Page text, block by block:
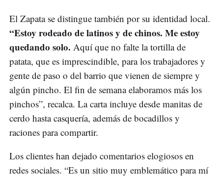
El Zapata se distingue también por su identidad local.
“Estoy rodeado de latinos y de chinos. Me estoy
quedando solo. Aquí que no falte la tortilla de
patata, que es imprescindible, para los trabajadores y
gente de paso o del barrio que vienen de siempre y
algún pincho. El fin de semana elaboramos más los
pinchos”, recalca. La carta incluye desde manitas de
cerdo hasta casquería, además de bocadillos y
raciones para compartir.
Los clientes han dejado comentarios elogiosos en
redes sociales. “Es un sitio muy emblemático para mí